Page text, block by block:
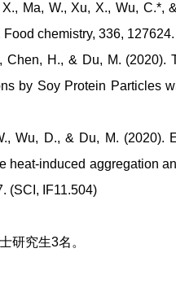
Ma, W., Xu, X., Wu, C.*,
chemistry, 336,
H., & Du, M. (2020).
by Soy Protein Particles
D., & Du, M. (2020).
heat-induced aggregation
(SCI, IF11.504)
究生3名。